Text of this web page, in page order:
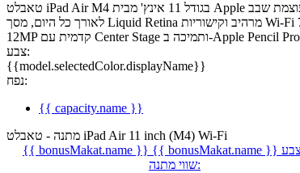
טאבלט iPad Air M4 בגודל 11 אינץ' מבית Apple משלב בצורה מרשימה בין עוצמת שבב M4 לבין יכולות Apple Intelligence, ומעניק חוויית שימוש מהירה, חכמה ואינטואיטיבית במיוחד. עם אחסון של 128GB, חיי סוללה
לאורך כל היום, מסך Liquid Retina מרהיב וקישוריות Wi-Fi 7, זהו מכשיר שמתאים לעבודה, ללימודים, ליצירה ולבידור בכל רגע. מערכת iPadOS יחד עם תמיכה ביישומים כמו Microsoft 365 ו-Adobe Photoshop, מצלמת
צבע:
{{model.selectedColor.displayName}}
נפח:
{{ capacity.name }}
מתנה - טאבלט iPad Air 11 inch (M4) Wi-Fi
{{ bonusMakat.name }} {{ bonusMakat.name }}
שווי מתנה: